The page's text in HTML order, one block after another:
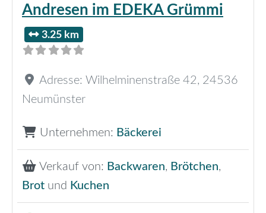
Andresen im EDEKA Grümmi
3.25 km
Adresse: Wilhelminenstraße 42, 24536
Neumünster
Unternehmen: Bäckerei
Verkauf von: Backwaren, Brötchen,
Brot und Kuchen